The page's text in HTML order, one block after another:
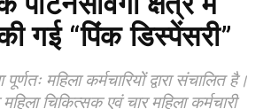
गई “पिंक डिस्पेंसरी”
महिला कर्मचारियों द्वारा संचालित है।
चिकित्सक एवं चार महिला कर्मचारी